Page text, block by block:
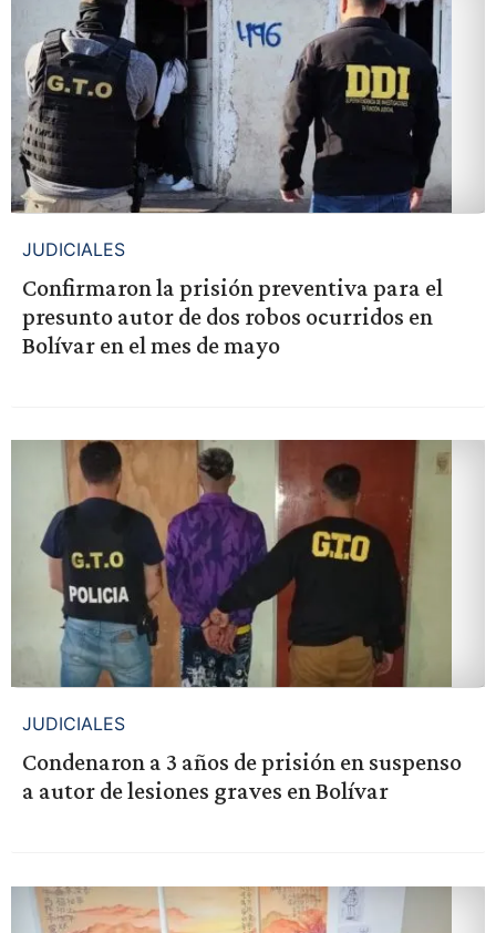
JUDICIALES
Confirmaron la prisión preventiva para el
presunto autor de dos robos ocurridos en
Bolívar en el mes de mayo
JUDICIALES
Condenaron a 3 años de prisión en suspenso
a autor de lesiones graves en Bolívar